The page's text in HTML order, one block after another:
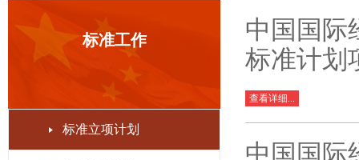
中国国际
标准计划
查看详细...
中国国际
标准工作
标准立项计划